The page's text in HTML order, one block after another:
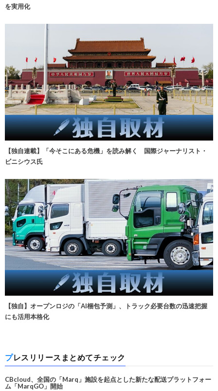
を実用化
【独自連載】「今そこにある危機」を読み解く 国際ジャーナリスト・
ビニシウス氏
【独自】オープンロジの「AI梱包予測」、トラック必要台数の迅速把握
にも活用本格化
プレスリリースまとめてチェック
CBcloud、全国の「Marq」施設を起点とした新たな配送プラットフォー
ム「MarqGO」開始